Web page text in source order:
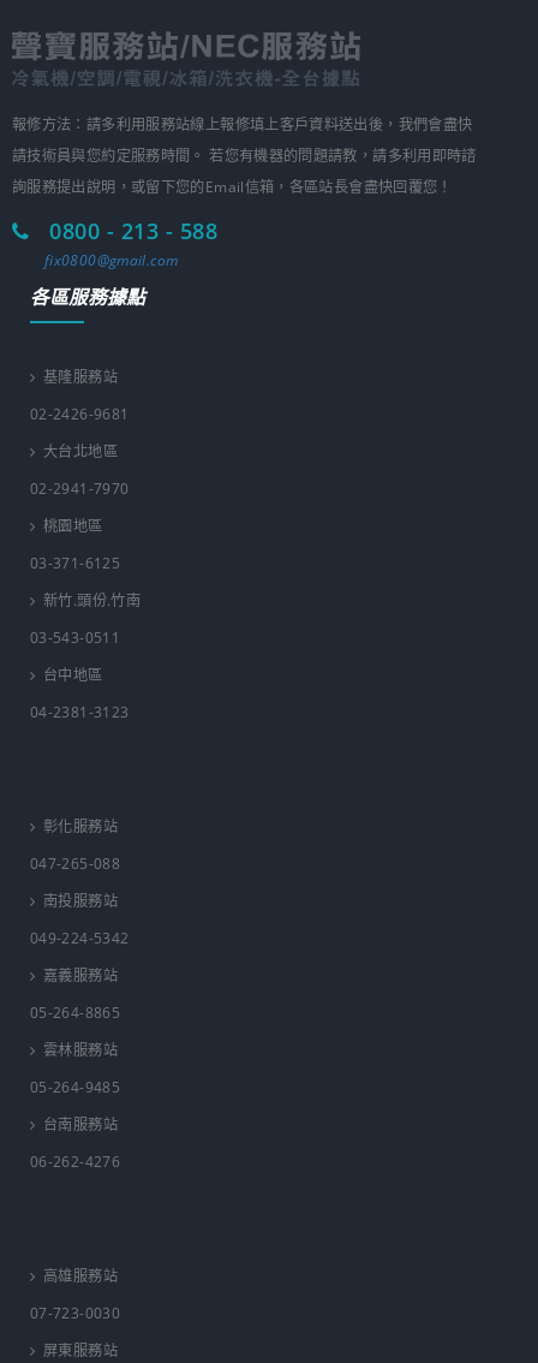
報修方法：請多利用服務站線上報修填上客戶資料送出後，我們會盡快
請技術員與您約定服務時間。 若您有機器的問題請教，請多利用即時諮
詢服務提出說明，或留下您的Email信箱，各區站長會盡快回覆您！
0800 - 213 - 588
fix0800@gmail.com
各區服務據點
基隆服務站
02-2426-9681
大台北地區
02-2941-7970
桃園地區
03-371-6125
新竹.頭份.竹南
03-543-0511
台中地區
04-2381-3123
彰化服務站
047-265-088
南投服務站
049-224-5342
嘉義服務站
05-264-8865
雲林服務站
05-264-9485
台南服務站
06-262-4276
高雄服務站
07-723-0030
屏東服務站